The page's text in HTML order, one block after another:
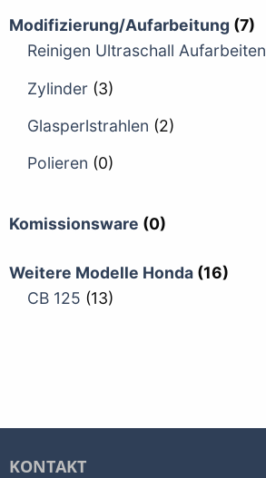
Modifizierung/Aufarbeitung (7)
Reinigen Ultraschall Aufarbeiten
Zylinder (3)
Glasperlstrahlen (2)
Polieren (0)
Komissionsware (0)
Weitere Modelle Honda (16)
CB 125 (13)
KONTAKT